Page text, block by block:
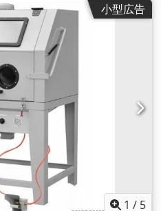
小型広告
1 / 5